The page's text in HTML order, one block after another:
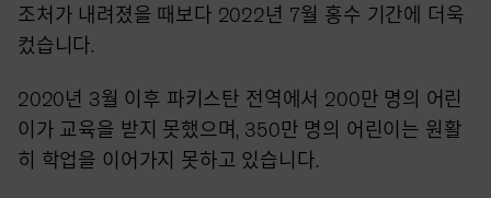
조처가 내려졌을 때보다 2022년 7월 홍수 기간에 더욱
컸습니다.
2020년 3월 이후 파키스탄 전역에서 200만 명의 어린
이가 교육을 받지 못했으며, 350만 명의 어린이는 원활
히 학업을 이어가지 못하고 있습니다.